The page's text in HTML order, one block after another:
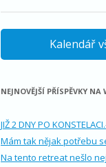
Kalendář
NEJNOVĚJŠÍ PŘÍSPĚVKY NA
JIŽ 2 DNY PO
Mám tak nějak potřebu
Na tento retreat nešlo